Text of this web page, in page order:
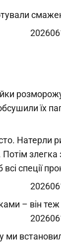
їх
Натерли
Потім
спеції
– він